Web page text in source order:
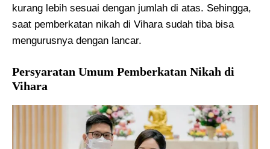
kurang lebih sesuai dengan jumlah di atas. Sehingga,
saat pemberkatan nikah di Vihara sudah tiba bisa
mengurusnya dengan lancar.
Persyaratan Umum Pemberkatan Nikah di
Vihara